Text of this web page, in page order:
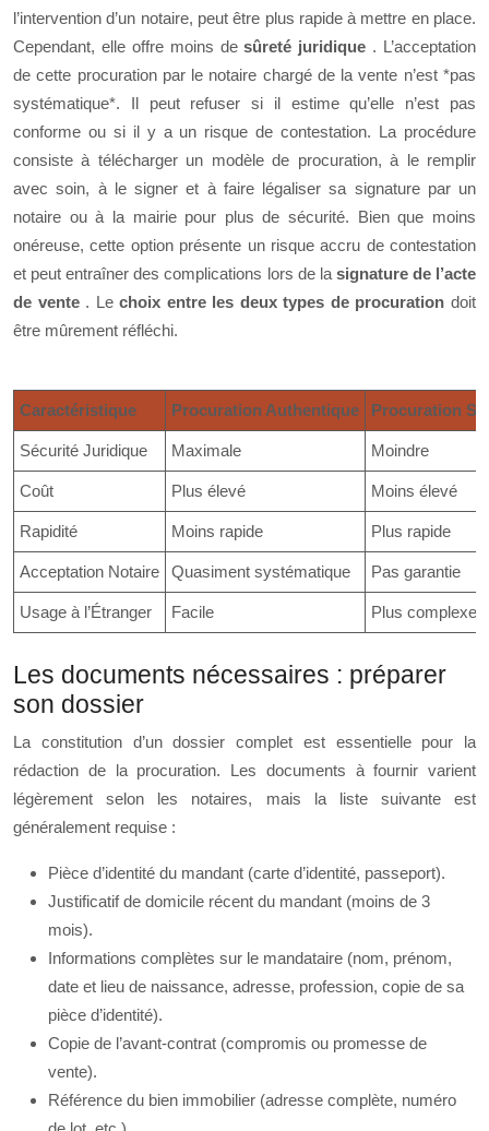
l’intervention d’un notaire, peut être plus rapide à mettre en place.
Cependant, elle offre moins desûreté juridique . L’acceptation
de cette procuration par le notaire chargé de la vente n’est *pas
systématique*. Il peut refuser si il estime qu’elle n’est pas
conforme ou si il y a un risque de contestation. La procédure
consiste à télécharger un modèle de procuration, à le remplir
avec soin, à le signer et à faire légaliser sa signature par un
notaire ou à la mairie pour plus de sécurité. Bien que moins
onéreuse, cette option présente un risque accru de contestation
et peut entraîner des complications lors de la signature de l’acte
de vente . Lechoix entre les deux types de procurationdoit
être mûrement réfléchi.
Caractéristique Procuration Authentique Procuration
Sécurité Juridique Maximale Moindre
Coût Plus élevé Moins élevé
Rapidité Moins rapide Plus rapide
Acceptation Notaire Quasiment systématique Pas garantie
Usage à l’Étranger Facile Plus complexe
Les documents nécessaires : préparer
son dossier
La constitution d’un dossier complet est essentielle pour la
rédaction de la procuration. Les documents à fournir varient
légèrement selon les notaires, mais la liste suivante est
généralement requise :
Pièce d’identité du mandant (carte d’identité, passeport).
Justificatif de domicile récent du mandant (moins de 3
mois).
Informations complètes sur le mandataire (nom, prénom,
date et lieu de naissance, adresse, profession, copie de sa
pièce d’identité).
Copie de l’avant-contrat (compromis ou promesse de
vente).
Référence du bien immobilier (adresse complète, numéro